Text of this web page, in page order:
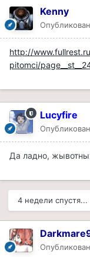
Kenny
http://
pitomci/
Lucyfire
Да ладно,
4 недели спустя...